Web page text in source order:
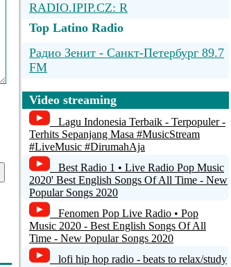
RADIO.IPIP.CZ: R
Top Latino Radio
Радио Зенит - Санкт-Петербург 89.7
FM
powerfm.org - 320Kbps MP3 Stream
MB STUDIO
palmos1042
Abiding Radio - Bluegrass Hymns
Video streaming
Lagu Indonesia Terbaik - Terpopuler -
Terhits Sepanjang Masa #MusicStream
#LiveMusic #DirumahAja
Best Radio 1 • Live Radio Pop Music
2020' Best English Songs Of All Time - New
Popular Songs 2020
Fenomen Pop Live Radio • Pop
Music 2020 - Best English Songs Of All
Time - New Popular Songs 2020
lofi hip hop radio - beats to relax/study